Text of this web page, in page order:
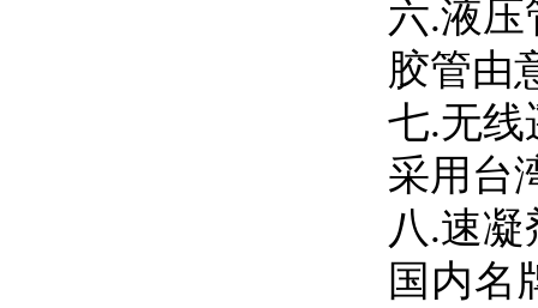
六.液压
胶管由
七.无线
采用台
八.速凝
国内名